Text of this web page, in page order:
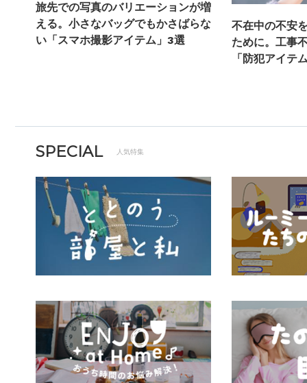
旅先での写真のバリエーションが増
える。小さなバッグでもかさばらな
い「スマホ撮影アイテム」3選
不在中の不安
ために。工事
「防犯アイテ
SPECIAL 人気特集